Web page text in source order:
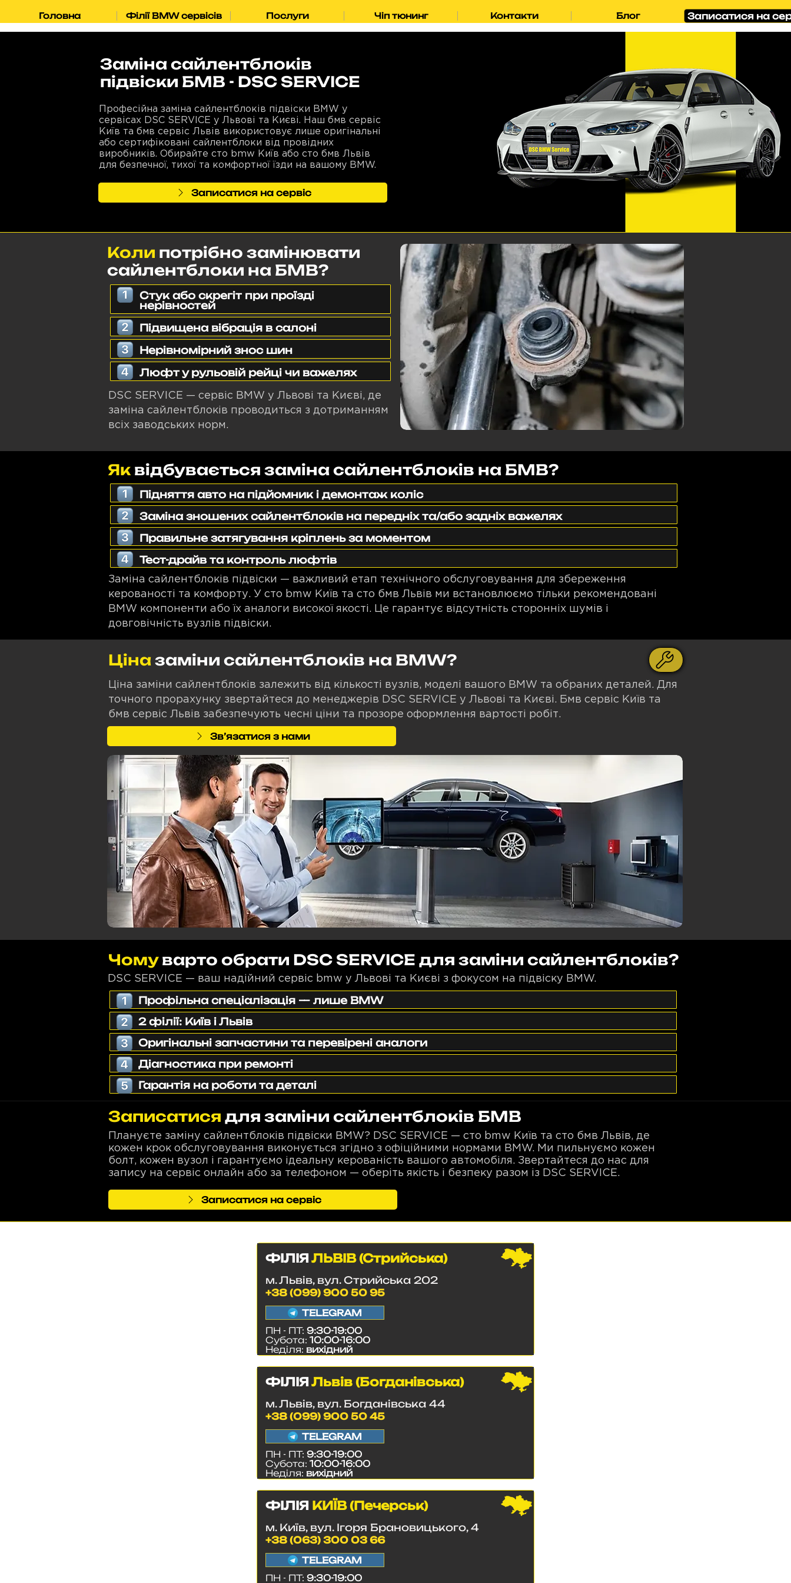
Головна Філії BMW сервісів Послуги Чіп тюнинг Контакти Блог Записатися на
Заміна сайлентблоків
підвіски БМВ - DSC SERVICE
Професійна заміна сайлентблоків підвіски BMW у
сервісах DSC SERVICE у Львові та Києві. Наш бмв сервіс
Київ та бмв сервіс Львів використовує лише оригінальні
або сертифіковані сайлентблоки від провідних
виробників. Обирайте сто bmw Київ або сто бмв Львів
для безпечної, тихої та комфортної їзди на вашому BMW.
Записатися на сервіс
Коли потрібно замінювати
сайлентблоки на БМВ?
Стук або скрегіт при проїзді
нерівностей
Підвищена вібрація в салоні
Нерівномірний знос шин
Люфт у рульовій рейці чи важелях
DSC SERVICE — сервіс BMW у Львові та Києві, де
заміна сайлентблоків проводиться з дотриманням
всіх заводських норм.
Як відбувається заміна сайлентблоків на БМВ?
Підняття авто на підйомник і демонтаж коліс
Заміна зношених сайлентблоків на передніх та/або задніх важелях
Правильне затягування кріплень за моментом
Тест-драйв та контроль люфтів
Заміна сайлентблоків підвіски — важливий етап технічного обслуговування для збереження
керованості та комфорту. У сто bmw Київ та сто бмв Львів ми встановлюємо тільки рекомендовані
BMW компоненти або їх аналоги високої якості. Це гарантує відсутність сторонніх шумів і
довговічність вузлів підвіски.
Ціназаміни сайлентблоків на BMW?
Ціна заміни сайлентблоків залежить від кількості вузлів, моделі вашого BMW та обраних деталей. Для
точного прорахунку звертайтеся до менеджерів DSC SERVICE у Львові та Києві. Бмв сервіс Київ та
бмв сервіс Львів забезпечують чесні ціни та прозоре оформлення вартості робіт.
Звʼязатися з нами
Чомуварто обрати DSC SERVICE для заміни сайлентблоків?
DSC SERVICE — ваш надійний сервіс bmw у Львові та Києві з фокусом на підвіску BMW.
Профільна спеціалізація — лише BMW
2 філії: Київ і Львів
Оригінальні запчастини та перевірені аналоги
Діагностика при ремонті
Гарантія на роботи та деталі
Записатися для заміни сайлентблоків БМВ
Плануєте заміну сайлентблоків підвіски BMW? DSC SERVICE — сто bmw Київ та сто бмв Львів, де
кожен крок обслуговування виконується згідно з офіційними нормами BMW. Ми пильнуємо кожен
болт, кожен вузол і гарантуємо ідеальну керованість вашого автомобіля. Звертайтеся до нас для
запису на сервіс онлайн або за телефоном — оберіть якість і безпеку разом із DSC SERVICE.
Записатися на сервіс
ФІЛІЯ ЛЬВІВ (Стрийська)
м. Львів, вул. Стрийська 202
+38 (099) 900 50 95
TELEGRAM
ПН - ПТ: 9:30-19:00
Субота: 10:00-16:00
Неділя: вихідний
ФІЛІЯ Львів (Богданівська)
м. Львів, вул. Богданівська 44
+38 (099) 900 50 45
TELEGRAM
ПН - ПТ: 9:30-19:00
Субота: 10:00-16:00
Неділя: вихідний
ФІЛІЯ КИЇВ (Печерськ)
м. Київ, вул. Ігоря Брановицького, 4
+38 (063) 300 03 66
TELEGRAM
ПН - ПТ: 9:30-19:00